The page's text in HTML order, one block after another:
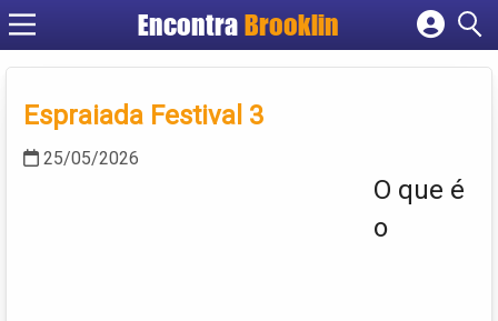
Encontra Brooklin
Cadastrar empresa
Criar conta
Espraiada Festival 3
25/05/2026
O que é
o